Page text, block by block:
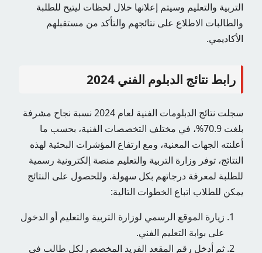
التربية والتعليم وسيتم إعلانها خلال لحظات ليتيح للطلبة
والطالبات الاطلاع على نتائجهم والتأكد من مستقبلهم
الأكاديمي.
رابط نتائج الدبلوم الفني 2024
سجلت نتائج الدبلومات الفنية لعام 2024 نسبة نجاح مشرفة
بلغت 70.9%، في مختلف التخصصات الفنية، بحسب ما
أعلنته الجهات المعنية، ومع ارتفاع المؤشرات البحثية لهذه
النتائج، توفر وزارة التربية والتعليم منصة إلكترونية رسمية
للطلبة لمعرفة درجاتهم بكل سهولة. وللحصول على النتائج
يمكن للطلاب اتباع الخطوات التالية:
زيارة الموقع الرسمي لوزارة التربية والتعليم أو الدخول
على بوابة التعليم الفني.
ثم أدخل رقم المقعد الفريد المخصص لكل طالب في